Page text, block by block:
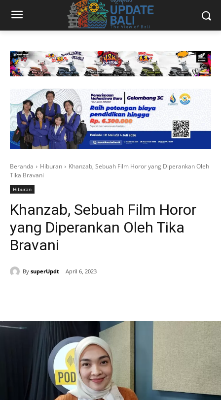
Beranda Hiburan
Khanzab, Sebuah Film Horor yang Diperankan Oleh
Tika Bravani
Hiburan
Khanzab, Sebuah Film Horor
yang Diperankan Oleh Tika
Bravani
By superUpdt April 6, 2023